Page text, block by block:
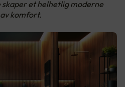
et helhetlig moderne
komfort.